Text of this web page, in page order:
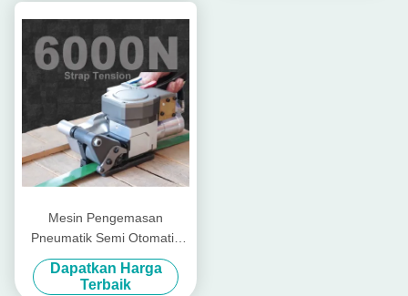
Mesin Pengemasan
Pneumatik Semi Otomatis
Mesin Pemasangan
Pneumatik Manual 6KN
Dapatkan Harga
Terbaik